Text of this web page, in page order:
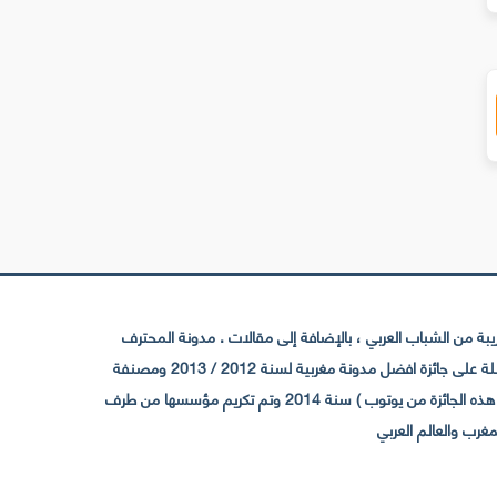
الشباب العربي ، بالإضافة إلى مقالات . مدونة المحترف
تأسست سنة 2009 حيث تستقطب الآن عدد كبير من الزوار من كافة ربوع الوطن العربي ، حيث ان مقرها الرئيسي بالمغرب و مديرها امين رغيب ،حاصلة على جائزة افضل مدونة مغربية لسنة 2012 / 2013 ومصنفة
ضمن افضل 10 مدونات عربية حسب المركز الدولي للصحفيين ICFJ سنة 2013 وحاصلة على الجائزة الفضية من يوتوب (اول قناة مغربية تحصل على هذه الجائزة من يوتوب ) سنة 2014 وتم تكريم مؤسسها من طرف